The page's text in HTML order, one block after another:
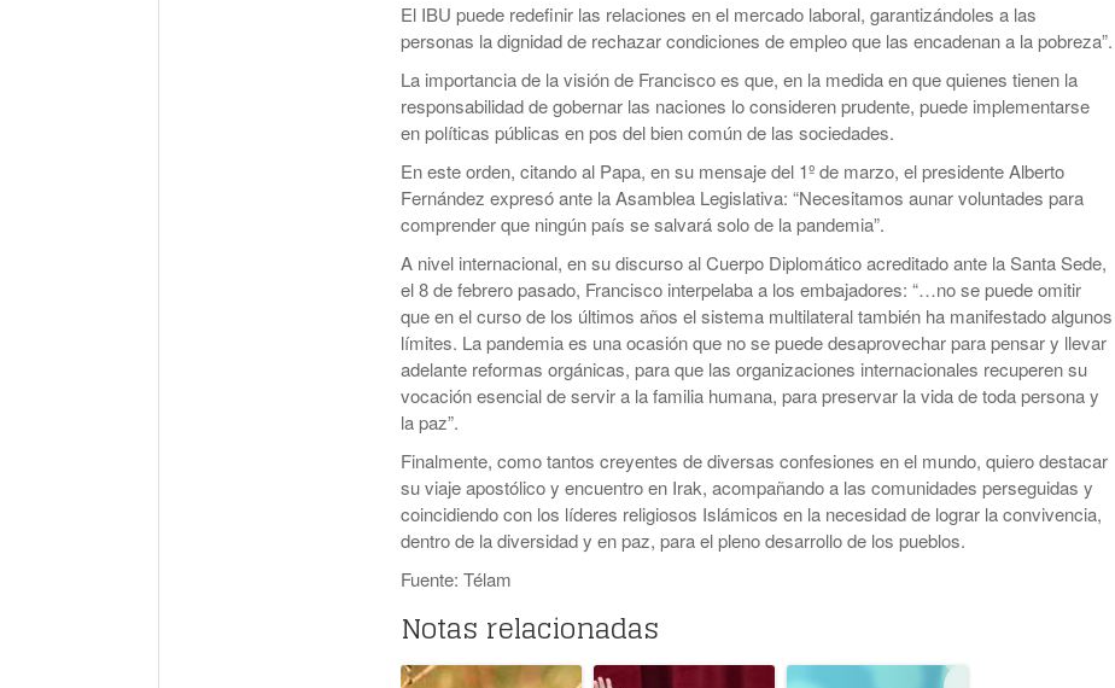
El IBU puede redefinir las relaciones en el mercado laboral, garantizándoles a las
personas la dignidad de rechazar condiciones de empleo que las encadenan a la pobreza”.
La importancia de la visión de Francisco es que, en la medida en que quienes tienen la
responsabilidad de gobernar las naciones lo consideren prudente, puede implementarse
en políticas públicas en pos del bien común de las sociedades.
En este orden, citando al Papa, en su mensaje del 1º de marzo, el presidente Alberto
Fernández expresó ante la Asamblea Legislativa: “Necesitamos aunar voluntades para
comprender que ningún país se salvará solo de la pandemia”.
A nivel internacional, en su discurso al Cuerpo Diplomático acreditado ante la Santa Sede,
el 8 de febrero pasado, Francisco interpelaba a los embajadores: “…no se puede omitir
que en el curso de los últimos años el sistema multilateral también ha manifestado algunos
límites. La pandemia es una ocasión que no se puede desaprovechar para pensar y llevar
adelante reformas orgánicas, para que las organizaciones internacionales recuperen su
vocación esencial de servir a la familia humana, para preservar la vida de toda persona y
la paz”.
Finalmente, como tantos creyentes de diversas confesiones en el mundo, quiero destacar
su viaje apostólico y encuentro en Irak, acompañando a las comunidades perseguidas y
coincidiendo con los líderes religiosos Islámicos en la necesidad de lograr la convivencia,
dentro de la diversidad y en paz, para el pleno desarrollo de los pueblos.
Fuente: Télam
Notas relacionadas